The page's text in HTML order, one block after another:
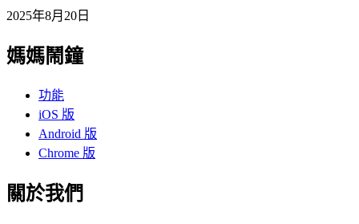
2025年8月20日
媽媽鬧鐘
功能
iOS 版
Android 版
Chrome 版
關於我們